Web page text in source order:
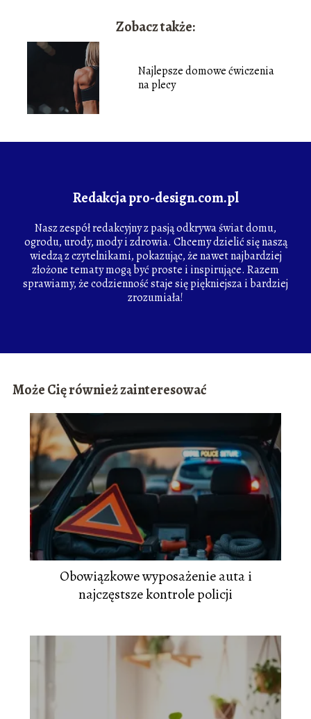
Zobacz także:
Najlepsze domowe ćwiczenia
na plecy
Redakcja pro-design.com.pl
Nasz zespół redakcyjny z pasją odkrywa świat domu,
ogrodu, urody, mody i zdrowia. Chcemy dzielić się naszą
wiedzą z czytelnikami, pokazując, że nawet najbardziej
złożone tematy mogą być proste i inspirujące. Razem
sprawiamy, że codzienność staje się piękniejsza i bardziej
zrozumiała!
Może Cię również zainteresować
Obowiązkowe wyposażenie auta i
najczęstsze kontrole policji